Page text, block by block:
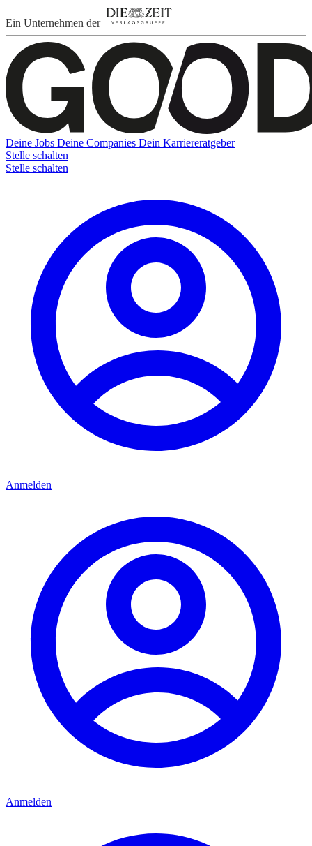
Ein Unternehmen der
Deine Jobs Deine Companies Dein Karriereratgeber
Stelle schalten
Stelle schalten
Anmelden
Anmelden